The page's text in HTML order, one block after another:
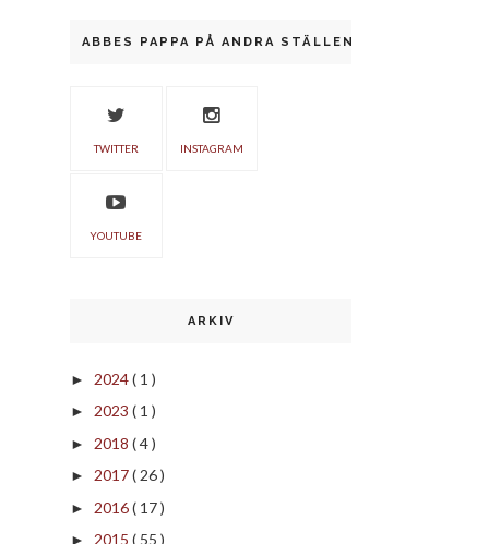
ABBES PAPPA PÅ ANDRA STÄLLEN
TWITTER INSTAGRAM
YOUTUBE
ARKIV
► 2024( 1 )
► 2023 ( 1 )
► 2018 ( 4 )
► 2017( 26 )
► 2016( 17 )
► 2015 ( 55 )